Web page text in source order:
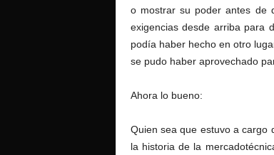
o mostrar su poder antes de
exigencias desde arriba para
podía haber hecho en otro
se pudo haber aprovechado
Ahora lo bueno:
Quien sea que estuvo a cargo
la historia de la